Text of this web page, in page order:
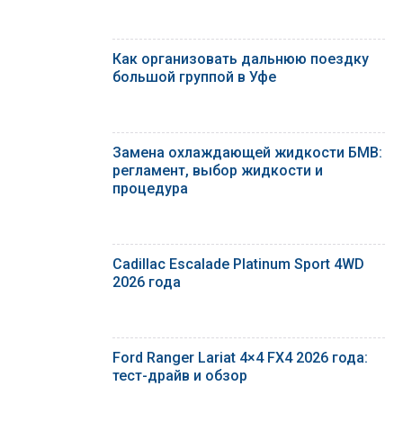
Как организовать дальнюю поездку
большой группой в Уфе
Замена охлаждающей жидкости БМВ:
регламент, выбор жидкости и
процедура
Cadillac Escalade Platinum Sport 4WD
2026 года
Ford Ranger Lariat 4×4 FX4 2026 года:
тест-драйв и обзор